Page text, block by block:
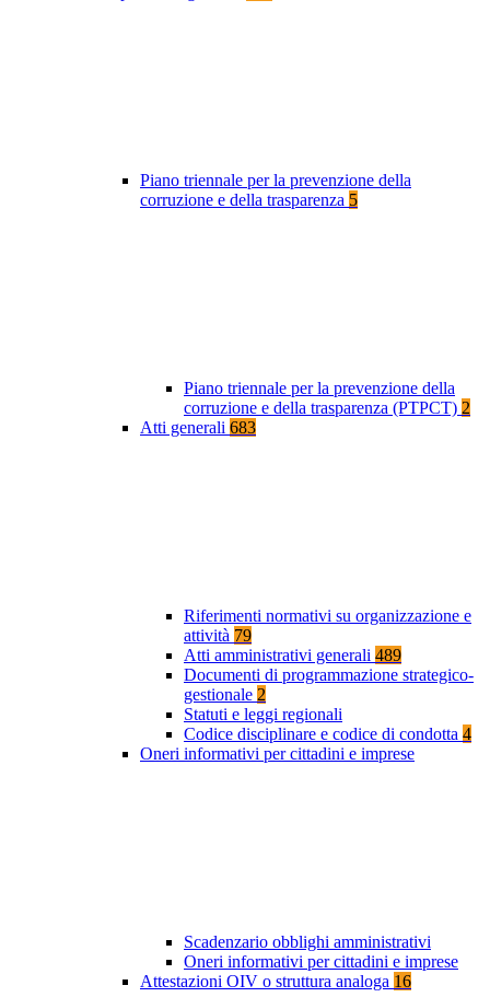
Piano triennale per la prevenzione della
corruzione e della trasparenza 5
Piano triennale per la prevenzione della
corruzione e della trasparenza (PTPCT) 2
Atti generali 683
Riferimenti normativi su organizzazione e
attività 79
Atti amministrativi generali 489
Documenti di programmazione strategico-
gestionale 2
Statuti e leggi regionali
Codice disciplinare e codice di condotta 4
Oneri informativi per cittadini e imprese
Scadenzario obblighi amministrativi
Oneri informativi per cittadini e imprese
Attestazioni OIV o struttura analoga 16